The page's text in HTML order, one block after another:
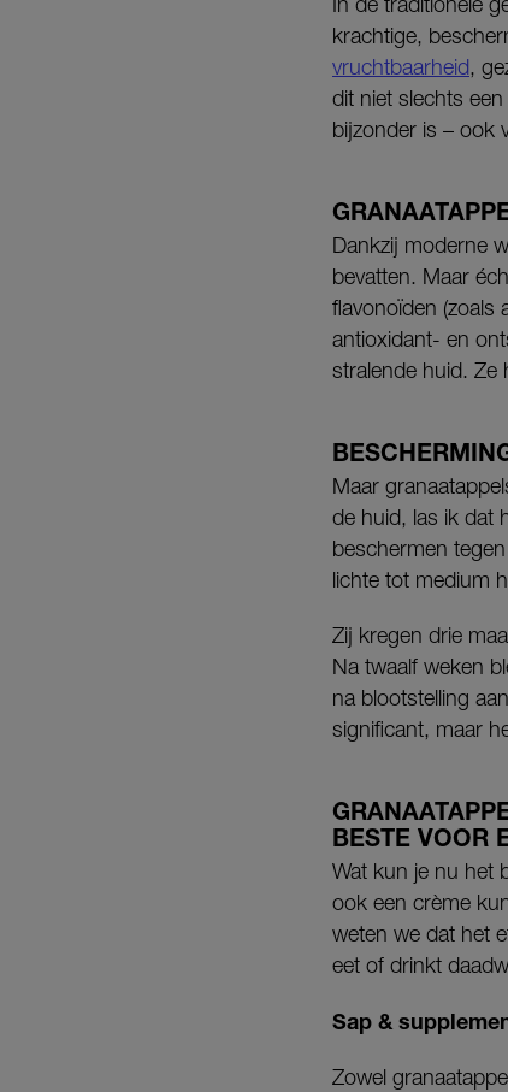
krachtige,
vruchtbaarheid,
dit niet slechts
bijzonder is – ook
Dankzij moderne
bevatten. Maar
flavonoïden (zoals
antioxidant- en
stralende huid. Ze
Maar
de huid, las ik dat
beschermen
lichte tot medium
Zij kregen drie
Na twaalf weken
na blootstelling
significant, maar
BESTE VOOR
Wat kun je nu het
ook een crème
weten we dat het
eet of drinkt
Sap &
Zowel